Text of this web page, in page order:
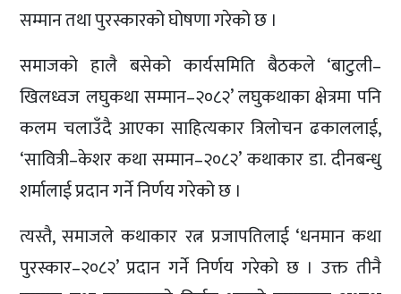
सम्मान तथा पुरस्कारको घोषणा गरेको छ ।
समाजको हालै बसेको कार्यसमिति बैठकले ‘बाटुली–
खिलध्वज लघुकथा सम्मान–२०८२’ लघुकथाका क्षेत्रमा पनि
कलम चलाउँदै आएका साहित्यकार त्रिलोचन ढकाललाई,
‘सावित्री–केशर कथा सम्मान–२०८२’ कथाकार डा. दीनबन्धु
शर्मालाई प्रदान गर्ने निर्णय गरेको छ ।
त्यस्तै, समाजले कथाकार रत्न प्रजापतिलाई ‘धनमान कथा
पुरस्कार–२०८२’ प्रदान गर्ने निर्णय गरेको छ । उक्त तीनै